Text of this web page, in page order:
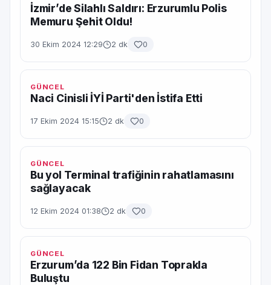
İzmir’de Silahlı Saldırı: Erzurumlu Polis
Memuru Şehit Oldu!
30 Ekim 2024 12:29 2 dk 0
GÜNCEL
Naci Cinisli İYİ Parti'den İstifa Etti
17 Ekim 2024 15:15 2 dk 0
GÜNCEL
Bu yol Terminal trafiğinin rahatlamasını
sağlayacak
12 Ekim 2024 01:38 2 dk 0
GÜNCEL
Erzurum’da 122 Bin Fidan Toprakla
Buluştu